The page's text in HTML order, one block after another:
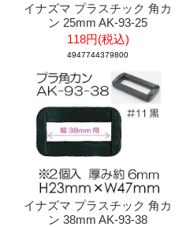
イナズマ プラスチック 角カ
ン 25mm AK-93-25
118円(税込)
4947744379800
イナズマ プラスチック 角カ
ン 38mm AK-93-38